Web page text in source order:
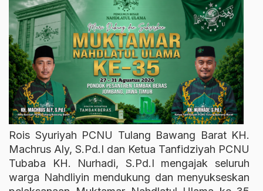
Rois Syuriyah PCNU Tulang Bawang Barat KH.
Machrus Aly, S.Pd.I dan Ketua Tanfidziyah PCNU
Tubaba KH. Nurhadi, S.Pd.I mengajak seluruh
warga Nahdliyin mendukung dan menyukseskan